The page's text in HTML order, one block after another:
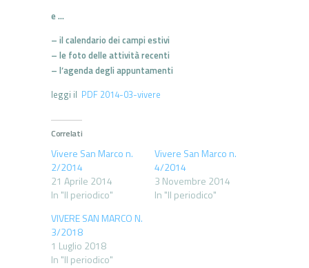
e …
– il calendario dei campi estivi
– le foto delle attività recenti
– l’agenda degli appuntamenti
leggi il PDF 2014-03-vivere
Correlati
Vivere San Marco n.
2/2014
21 Aprile 2014
In "Il periodico"
Vivere San Marco n.
4/2014
3 Novembre 2014
In "Il periodico"
VIVERE SAN MARCO N.
3/2018
1 Luglio 2018
In "Il periodico"